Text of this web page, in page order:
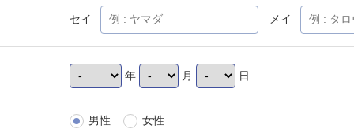
セイ メイ
年 月 日
男性 女性